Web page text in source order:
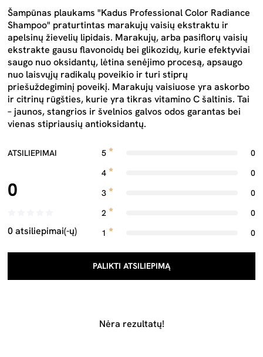
Šampūnas plaukams "Kadus Professional Color Radiance
Shampoo" praturtintas marakujų vaisių ekstraktu ir
apelsinų žievelių lipidais. Marakujų, arba pasiflorų vaisių
ekstrakte gausu flavonoidų bei glikozidų, kurie efektyviai
saugo nuo oksidantų, lėtina senėjimo procesą, apsaugo
nuo laisvųjų radikalų poveikio ir turi stiprų
priešuždegiminį poveikį. Marakujų vaisiuose yra askorbo
ir citrinų rūgšties, kurie yra tikras vitamino C šaltinis. Tai
– jaunos, stangrios ir švelnios galvos odos garantas bei
vienas stipriausių antioksidantų.
ATSILIEPIMAI
0
0 atsiliepimai(-ų)
5
0
4
0
3
0
2
0
1
0
PALIKTI ATSILIEPIMĄ
Nėra rezultatų!